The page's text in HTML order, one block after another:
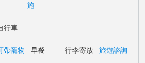
施
行車
帶寵物 早餐 行李寄放 旅遊諮詢